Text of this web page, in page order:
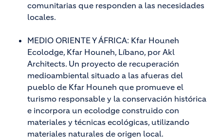
comunitarias que responden a las necesidades
locales.
MEDIO ORIENTE Y ÁFRICA: Kfar Houneh
Ecolodge, Kfar Houneh, Líbano, por Akl
Architects. Un proyecto de recuperación
medioambiental situado a las afueras del
pueblo de Kfar Houneh que promueve el
turismo responsable y la conservación histórica
e incorpora un ecolodge construido con
materiales y técnicas ecológicas, utilizando
materiales naturales de origen local.